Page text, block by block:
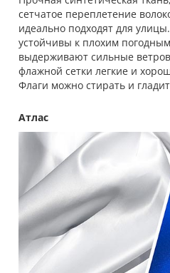
сетчатое переплетение
идеально подходят для
устойчивы к плохим
выдерживают сильные
флажной сетки легкие и
Флаги можно стирать и
Атлас